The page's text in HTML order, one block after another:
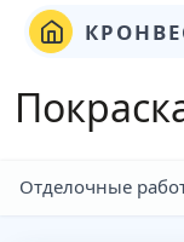
Отделочные